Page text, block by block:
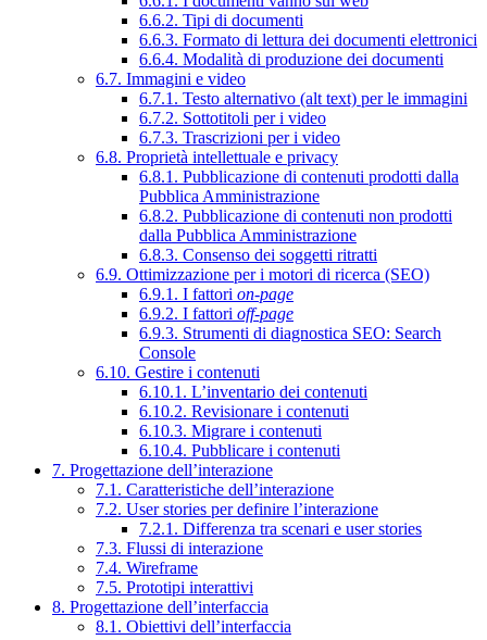
6.6.2. Tipi di documenti
6.6.3. Formato di lettura dei documenti elettronici
6.6.4. Modalità di produzione dei documenti
6.7. Immagini e video
6.7.1. Testo alternativo (alt text) per le immagini
6.7.2. Sottotitoli per i video
6.7.3. Trascrizioni per i video
6.8. Proprietà intellettuale e privacy
6.8.1. Pubblicazione di contenuti prodotti dalla
Pubblica Amministrazione
6.8.2. Pubblicazione di contenuti non prodotti
dalla Pubblica Amministrazione
6.8.3. Consenso dei soggetti ritratti
6.9. Ottimizzazione per i motori di ricerca (SEO)
6.9.1. I fattori on-page
6.9.2. I fattori off-page
6.9.3. Strumenti di diagnostica SEO: Search
Console
6.10. Gestire i contenuti
6.10.1. L’inventario dei contenuti
6.10.2. Revisionare i contenuti
6.10.3. Migrare i contenuti
6.10.4. Pubblicare i contenuti
7. Progettazione dell’interazione
7.1. Caratteristiche dell’interazione
7.2. User stories per definire l’interazione
7.2.1. Differenza tra scenari e user stories
7.3. Flussi di interazione
7.4. Wireframe
7.5. Prototipi interattivi
8. Progettazione dell’interfaccia
8.1. Obiettivi dell’interfaccia